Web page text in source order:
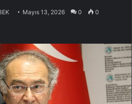
Mayıs 13, 2026 0 0